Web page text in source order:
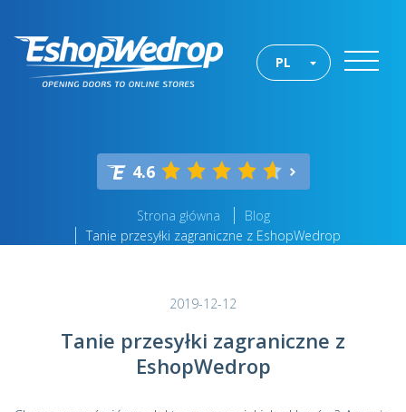
PL
4.6
Strona główna
Blog
Tanie przesyłki zagraniczne z EshopWedrop
2019-12-12
Tanie przesyłki zagraniczne z
EshopWedrop